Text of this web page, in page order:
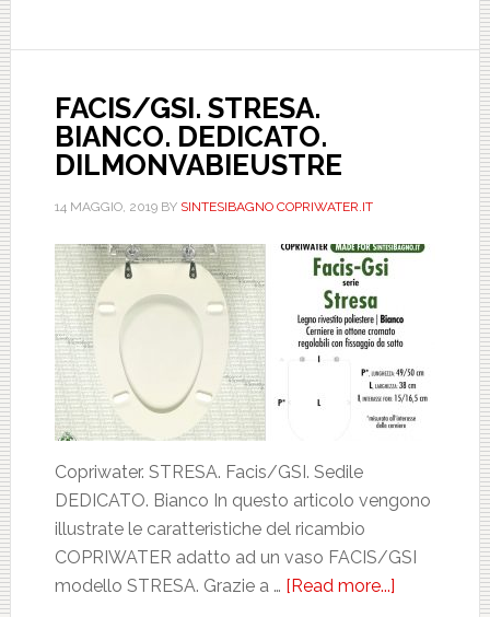
FACIS/GSI. STRESA.
BIANCO. DEDICATO.
DILMONVABIEUSTRE
14 MAGGIO, 2019BY SINTESIBAGNO COPRIWATER.IT
Copriwater. STRESA. Facis/GSI. Sedile
DEDICATO. Bianco In questo articolo vengono
illustrate le caratteristiche del ricambio
COPRIWATER adatto ad un vaso FACIS/GSI
modello STRESA. Grazie a … [Read more...]